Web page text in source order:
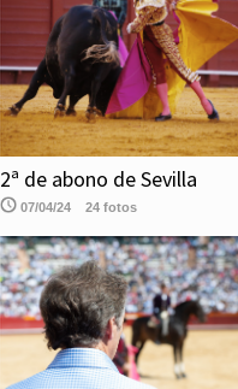
2ª de abono de Sevilla
07/04/24 24 fotos